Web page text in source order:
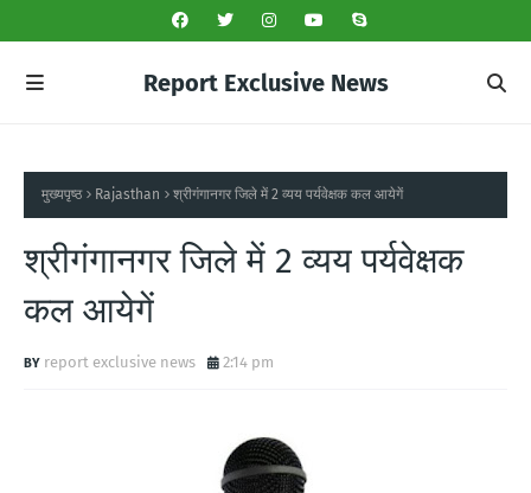
Report Exclusive News
मुख्यपृष्ठ Rajasthan श्रीगंगानगर जिले में 2 व्यय पर्यवेक्षक कल आयेगें
श्रीगंगानगर जिले में 2 व्यय पर्यवेक्षक
कल आयेगें
report exclusive news 2:14 pm